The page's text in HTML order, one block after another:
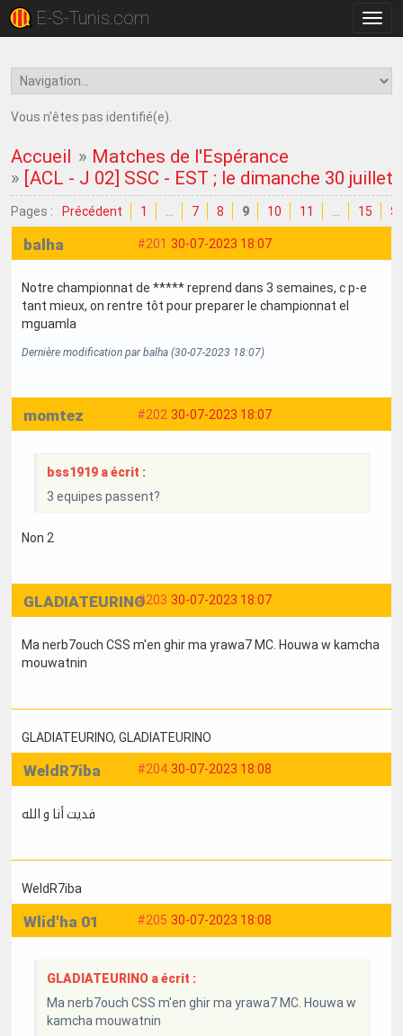
la
E-S-Tunis.com
Vous n'êtes pas identifié(e).
Accueil » Matches de l'Espérance
» [ACL - J 02] SSC - EST ; le dimanche 30 juillet
Pages : Précédent 1 7 8 9 10 11 15
#201 30-07-2023 18:07
balha
Notre championnat de ***** reprend dans 3 semaines, c p-e
tant mieux, on rentre tôt pour preparer le championnat el
mguamla
Dernière modification par balha (30-07-2023 18:07)
#202 30-07-2023 18:07
momtez
bss1919 a écrit :
3 equipes passent?
Non 2
#203 30-07-2023 18:07
GLADIATEURINO
Ma nerb7ouch CSS m'en ghir ma yrawa7 MC. Houwa w kamcha
mouwatnin
GLADIATEURINO, GLADIATEURINO
#204 30-07-2023 18:08
WeldR7iba
فديت أنا و الله
WeldR7iba
#205 30-07-2023 18:08
Wlid'ha 01
GLADIATEURINO a écrit :
Ma nerb7ouch CSS m'en ghir ma yrawa7 MC. Houwa w
kamcha mouwatnin